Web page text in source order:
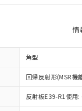
情
角型
回帰反射形(MSR機
反射板E39-R1使用